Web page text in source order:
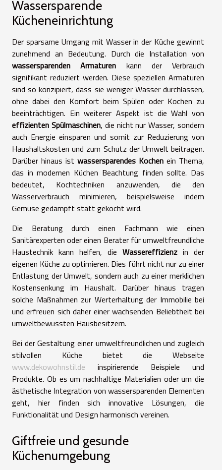
Wassersparende
Kücheneinrichtung
Der sparsame Umgang mit Wasser in der Küche gewinnt
zunehmend an Bedeutung. Durch die Installation von
wassersparenden Armaturen kann der Verbrauch
signifikant reduziert werden. Diese speziellen Armaturen
sind so konzipiert, dass sie weniger Wasser durchlassen,
ohne dabei den Komfort beim Spülen oder Kochen zu
beeinträchtigen. Ein weiterer Aspekt ist die Wahl von
effizienten Spülmaschinen, die nicht nur Wasser, sondern
auch Energie einsparen und somit zur Reduzierung von
Haushaltskosten und zum Schutz der Umwelt beitragen.
Darüber hinaus ist wassersparendes Kochen ein Thema,
das in modernen Küchen Beachtung finden sollte. Das
bedeutet, Kochtechniken anzuwenden, die den
Wasserverbrauch minimieren, beispielsweise indem
Gemüse gedämpft statt gekocht wird.
Die Beratung durch einen Fachmann wie einen
Sanitärexperten oder einen Berater für umweltfreundliche
Haustechnik kann helfen, die Wassereffizienz in der
eigenen Küche zu optimieren. Dies führt nicht nur zu einer
Entlastung der Umwelt, sondern auch zu einer merklichen
Kostensenkung im Haushalt. Darüber hinaus tragen
solche Maßnahmen zur Werterhaltung der Immobilie bei
und erfreuen sich daher einer wachsenden Beliebtheit bei
umweltbewussten Hausbesitzern.
Bei der Gestaltung einer umweltfreundlichen und zugleich
stilvollen Küche bietet die Webseite
www.dekowohnstil.de inspirierende Beispiele und
Produkte. Ob es um nachhaltige Materialien oder um die
ästhetische Integration von wassersparenden Elementen
geht, hier finden sich innovative Lösungen, die
Funktionalität und Design harmonisch vereinen.
Giftfreie und gesunde
Küchenumgebung